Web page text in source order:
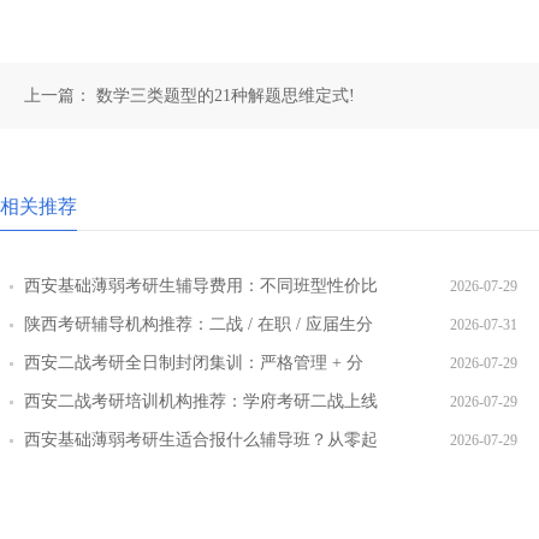
上一篇： 数学三类题型的21种解题思维定式!
相关推荐
西安基础薄弱考研生辅导费用：不同班型性价比
对比
2026-07-29
陕西考研辅导机构推荐：二战 / 在职 / 应届生分
层教学方案
2026-07-31
西安二战考研全日制封闭集训：严格管理 + 分
层教学效果实测
2026-07-29
西安二战考研培训机构推荐：学府考研二战上线
率提升路径
2026-07-29
西安基础薄弱考研生适合报什么辅导班？从零起 2026-07-29